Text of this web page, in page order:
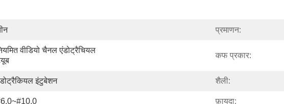
प्रमाणन:
वीडियो चैनल एंडोट्रैचियल
कफ प्रकार:
इंटुबेशन शैली:
फ़ायदा: